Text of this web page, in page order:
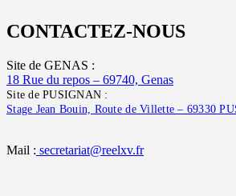
CONTACTEZ-NOUS
Site de GENAS :
18 Rue du repos – 69740, Genas
Site de PUSIGNAN :
Stage Jean Bouin, Route de Villette – 69330
Mail : secretariat@reelxv.fr